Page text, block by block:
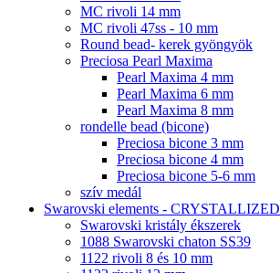
MC rivoli 14 mm
MC rivoli 47ss - 10 mm
Round bead- kerek gyöngyök
Preciosa Pearl Maxima
Pearl Maxima 4 mm
Pearl Maxima 6 mm
Pearl Maxima 8 mm
rondelle bead (bicone)
Preciosa bicone 3 mm
Preciosa bicone 4 mm
Preciosa bicone 5-6 mm
szív medál
Swarovski elements - CRYSTALLIZED
Swarovski kristály ékszerek
1088 Swarovski chaton SS39
1122 rivoli 8 és 10 mm